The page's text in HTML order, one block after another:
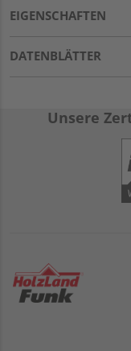
EIGENSCHAFTEN
DATENBLÄTTER
Unsere